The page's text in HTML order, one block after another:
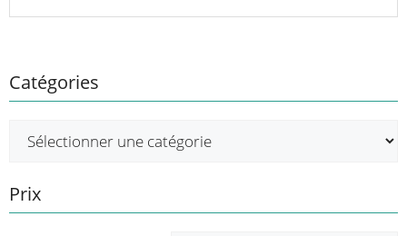
Catégories
Prix